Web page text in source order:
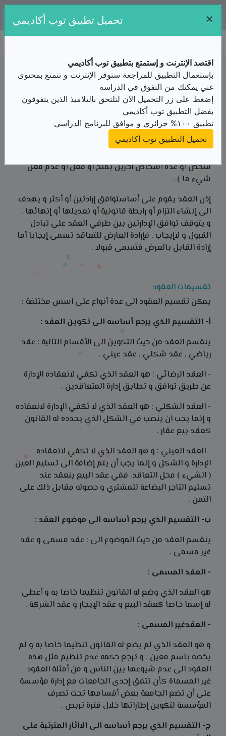
ملخص الدرس / الثآنية ثانوي/قانون/القانون المدني/
العقد
ملخص
من الأستاذ(ة) وزارة التربية الوطنية
تعريف العقد
تعرف المادة 54 من القانون المدني الجزائري العقد بأنه : (
شخص أو عدة أشخاص آخرين بمنح أو فعل أو عدم فعل
شيء ما ) .
إذن العقد يقوم على أساستوافق إرادتين أو أكثر و يهدف
الى إنشاء التزام أو رابطة قانونية أو نعديلها أو إنهائها .
و يتوقف توافق الإدارتين بين طرفي العقد على تبادل
القبول و لاإيجاب . فإرادة العارض للتعاقد تسمى إيجابا أما
إرادة القابل بالعرض فتسمى قبولا .
تقسيمات العقود
يمكن تقسيم العقود الى عدة أنواع على اسس مختلفة :
أ- التقسيم الذي يرجع أساسه الى تكوين العقد :
ينقسم العقد من حيث التكوين الى الأقسام التالية : عقد
رياضي , عقد شكلي , عقد عيني .
- العقد الرضائي : هو العقد الذي تكفي لانعقاده الإدارة
عن طريق توافق و تطابق إدارة المتعاقدين .
- العقد الشكلي : هو العقد الذي لا تكفي الإدارة لانعقاده
و إنما يجب ان ينصب في الشكل الذي يحدده له القانون
كعقد بيع عقار .
- العقد العيني : و هو العقد الذي لا تكفي لانعقاده
الإدارة و الشكل و إنما يجب أن يتم إضافة الى تسليم العين
( الشيء ) محل التعاقد. ففي عقد البيع ينعقد عند
تسليم التاجر البضاعة للمشتري و حصوله مقابل ذلك على
الثمن .
ب- التقسيم الذي يرجع أساسه الى موضوع العقد :
ينقسم العقد من حيث الموضوع الى : عقد مسمى و عقد
غير مسمى .
- العقد المسمى :
هو العقد الذي وضع له القانون تنظيما خاصا به و أعطى
له إسما خاصا كعقد البيع و عقد الإيجار و عقد الشركة .
- العقدغير المسمى :
و هو العقد الذي لم يضع له القانون تنظيما خاصا به و لم
يخصه باسم معين . و ترجع حكمه عدم تنظيم مثل هذه
العقود الى عدم شيوعها بين الناس و من أمثلة العقود
غير المسماة كأن تتفق إحدى الجامعات مع إدارة مؤسسة
على أن تضع الجامعة بعض أقسامها تحت تصرف
المؤسسة لتكوين إطاراتها خلال فترة تربص .
ج- التقسيم الذي يرجع أساسه الى الاأثار المترتبة على
تحميل تطبيق توب أكاديمي ×
اقتصد الإنترنت و إستمتع بتطبيق توب أكاديمي
بإستعمال التطبيق للمراجعة ستوفر الإنترنت و تتمتع بمحتوى
غني يمكنك من التفوق في الدراسة
إضغط على زر التحميل الان لتلتحق بالتلاميذ الذين يتفوقون
بفضل التطبيق توب أكاديمي
تطبيق ١٠٠% جزائري و موافق للبرنامج الدراسي
تحميل التطبيق توب أكاديمي